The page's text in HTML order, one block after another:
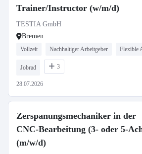
Trainer/Instructor (w/m/d)
TESTIA GmbH
Bremen
Vollzeit Nachhaltiger Arbeitgeber Flexible
Jobrad 3
28.07.2026
Zerspanungsmechaniker in der
CNC-Bearbeitung (3- oder 5-
(m/w/d)